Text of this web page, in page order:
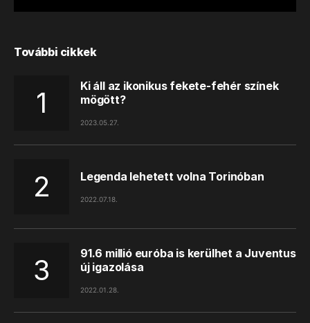
További cikkek
Ki áll az ikonikus fekete-fehér színek
mögött?
2023.05.27.
Legenda lehetett volna Torinóban
2022.07.18.
91.6 millió euróba is kerülhet a Juventus
új igazolása
2022.01.28.